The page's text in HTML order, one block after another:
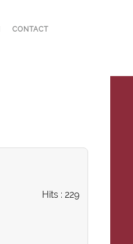
CONTACT
Hits: 229